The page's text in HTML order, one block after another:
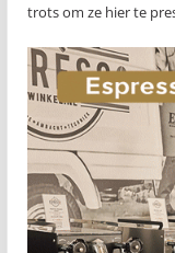
trots om ze hier te